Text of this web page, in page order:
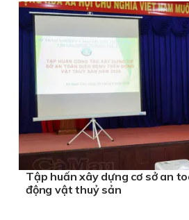
Tập huấn xây dựng cơ sở an
động vật thuỷ sản